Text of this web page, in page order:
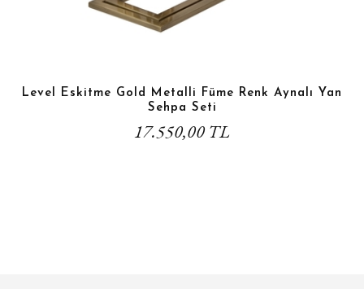
Level Eskitme Gold Metalli Füme Renk Aynalı Yan
Sehpa Seti
17.550,00 TL